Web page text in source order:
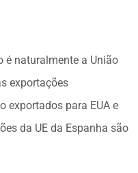
é naturalmente a União
exportações
exportados para EUA e
da UE da Espanha são